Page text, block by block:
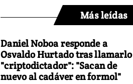
Más leídas
Daniel Noboa responde a
Osvaldo Hurtado tras llamarlo
"criptodictador": "Sacan de
nuevo al cadáver en formol"